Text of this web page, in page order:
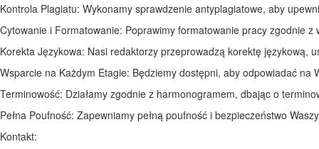
Kontrola Plagiatu: Wykonamy sprawdzenie antyplagiatowe, aby
Cytowanie i Formatowanie: Poprawimy formatowanie pracy zgodnie
Korekta Językowa: Nasi redaktorzy przeprowadzą korektę językową,
Wsparcie na Każdym Etagie: Będziemy dostępni, aby odpowiadać
Terminowość: Działamy zgodnie z harmonogramem, dbając o
Pełna Poufność: Zapewniamy pełną poufność i bezpieczeństwo
Kontakt: